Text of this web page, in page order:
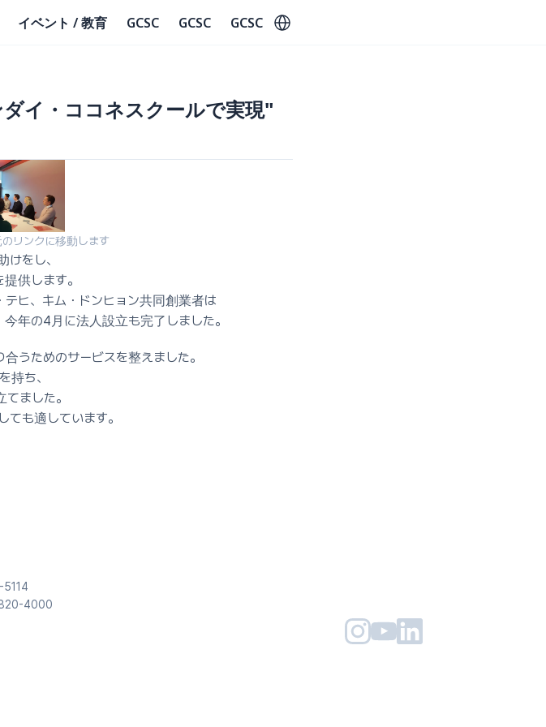
イ・ココネスクールで実現"
リンクに移動します
けをし、
供します。
ヒ、キム・ドンヒョン共同創業者は
年の4月に法人設立も完了しました。
うためのサービスを整えました。
持ち、
ました。
も適しています。
4000
イベント / 教育 GCSC GCSC GCSC Select Language